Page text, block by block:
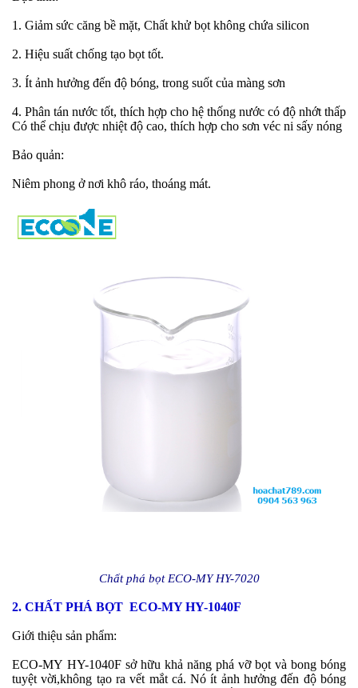
1. Giảm sức căng bề mặt, Chất khử bọt không chứa silicon
2. Hiệu suất chống tạo bọt tốt.
3. Ít ảnh hưởng đến độ bóng, trong suốt của màng sơn
4. Phân tán nước tốt, thích hợp cho hệ thống nước có độ nhớt thấp
Có thể chịu được nhiệt độ cao, thích hợp cho sơn véc ni sấy nóng
Bảo quản:
Niêm phong ở nơi khô ráo, thoáng mát.
Chất phá bọt ECO-MY HY-7020
2. CHẤT PHÁ BỌT ECO-MY HY-1040F
Giới thiệu sản phẩm:
ECO-MY HY-1040F sở hữu khả năng phá vỡ bọt và bong bóng
tuyệt vời,không tạo ra vết mắt cá. Nó ít ảnh hưởng đến độ bóng